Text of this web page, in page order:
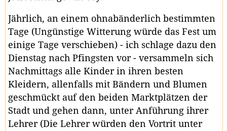
Jährlich, an einem ohnabänderlich bestimmten
Tage (Ungünstige Witterung würde das Fest um
einige Tage verschieben) - ich schlage dazu den
Dienstag nach Pfingsten vor - versammeln sich
Nachmittags alle Kinder in ihren besten
Kleidern, allenfalls mit Bändern und Blumen
geschmückt auf den beiden Marktplätzen der
Stadt und gehen dann, unter Anführung ihrer
Lehrer (Die Lehrer würden den Vortrit unter